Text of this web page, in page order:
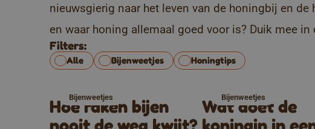
nieuwsgierig naar het leven van de honingbij en
en waar honing allemaal goed voor is? Duik mee
Filters:
Alle Bijenweetjes Honingtips
Hoe raken bijen
Bijenweetjes
Wat doet de
Bijenweetjes